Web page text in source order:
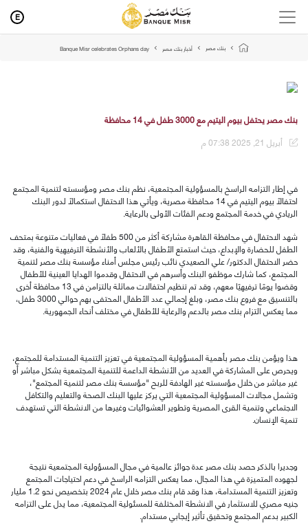
E
بنك مصر أخبار بنك مصر Banque Misr celebrates Orphans day
بنك مصر يحتفل بيوم اليتيم مع 3000 طفل في 14 محافظة
أبريل 21, 2025 07:38 م
في إطار التزامه الراسخ بالمسؤولية المجتمعية، نظم بنك مصر ومؤسسته لتنمية المجتمع
احتفالًا بيوم اليتيم في 14 محافظة مصرية، ويأتي هذا الاحتفال استكمالًا لدور البنك
الريادي في خدمة المجتمع ودعم الفئات الأولى بالرعاية.
شهد الاحتفال في محافظة القاهرة مشاركة أكثر من500طفلًا في فعاليات متنوعة بمتحف
الطفل للحضارة والإبداع، حيث استمتع الأطفال بالألعاب والأنشطة الترفيهية والفنية، وقد
حضر الاحتفال الدكتور/ علي الصعيدي نائب رئيس مجلس أمناء مؤسسة بنك مصر لتنمية
المجتمع، كما شارك موظفو البنك وأسرهم في الاحتفال وقدموا الهدايا العينية للأطفال
وقضوا يومًا ترفيهيًا معهم، وقد تم تنظيم احتفالات مماثلة بالتزامن في 13 محافظة أخرى
بالتنسيق مع فروع بنك مصر، وبلغ إجمالي عدد الأطفال المحتفى بهم حوالي 3000 طفل،
مما يعكس التزام بنك مصر بالدعم والرعاية للأطفال في مختلف أنحاء الجمهورية.
هذا ويؤمن بنك مصر بأهمية المسؤولية المجتمعية في تعزيز التنمية المستدامة للمجتمع،
ويحرص على المشاركة في العديد من الأنشطة الداعمة للتنمية المجتمعية بشكل مباشر أو
غير مباشر من خلال مؤسسته غير الهادفة للربح "مؤسسة بنك مصر لتنمية المجتمع"،
وتشمل مجالات المسؤولية المجتمعية التي يركز عليها البنك الصحة والتعليم والتكافل
الاجتماعي وتنمية القرى المصرية وتطوير العشوائيات وغيرها من الانشطة التي تستهدف
تنمية الإنسان.
وجديرا بالذكر حصد بنك مصر عدة جوائز عالمية في مجال المسؤولية المجتمعية نتيجة
لجهوده المتميزة في هذا المجال، مما يعكس التزامه الراسخ في دعم احتياجات المجتمع
وتعزيز التنمية المستدامة، هذا وقد قام بنك مصر خلال عام 2024 بتخصيص نحو 1.2 مليار
جنيه مصري للاستثمار في الانشطة المختلفة للمسئولية المجتمعية، مما يدل على التزامه
الكبير بدعم المجتمع وتحقيق تأثير إيجابي مستدام.